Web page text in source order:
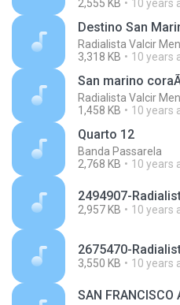
2,555 KB
10 years
Destino San
Radialista Valcir
3,318 KB
10 years
San marino
Radialista Valcir
1,458 KB
10 years
Quarto 12
Banda Passarela
2,768 KB
10 years
2,957 KB 10 years
3,550 KB 10 years
SAN FRANCISCO